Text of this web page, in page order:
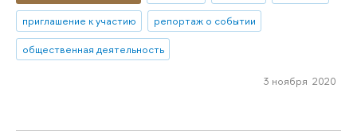
приглашение к участию
репортаж о событии
общественная деятельность
3 ноября 2020